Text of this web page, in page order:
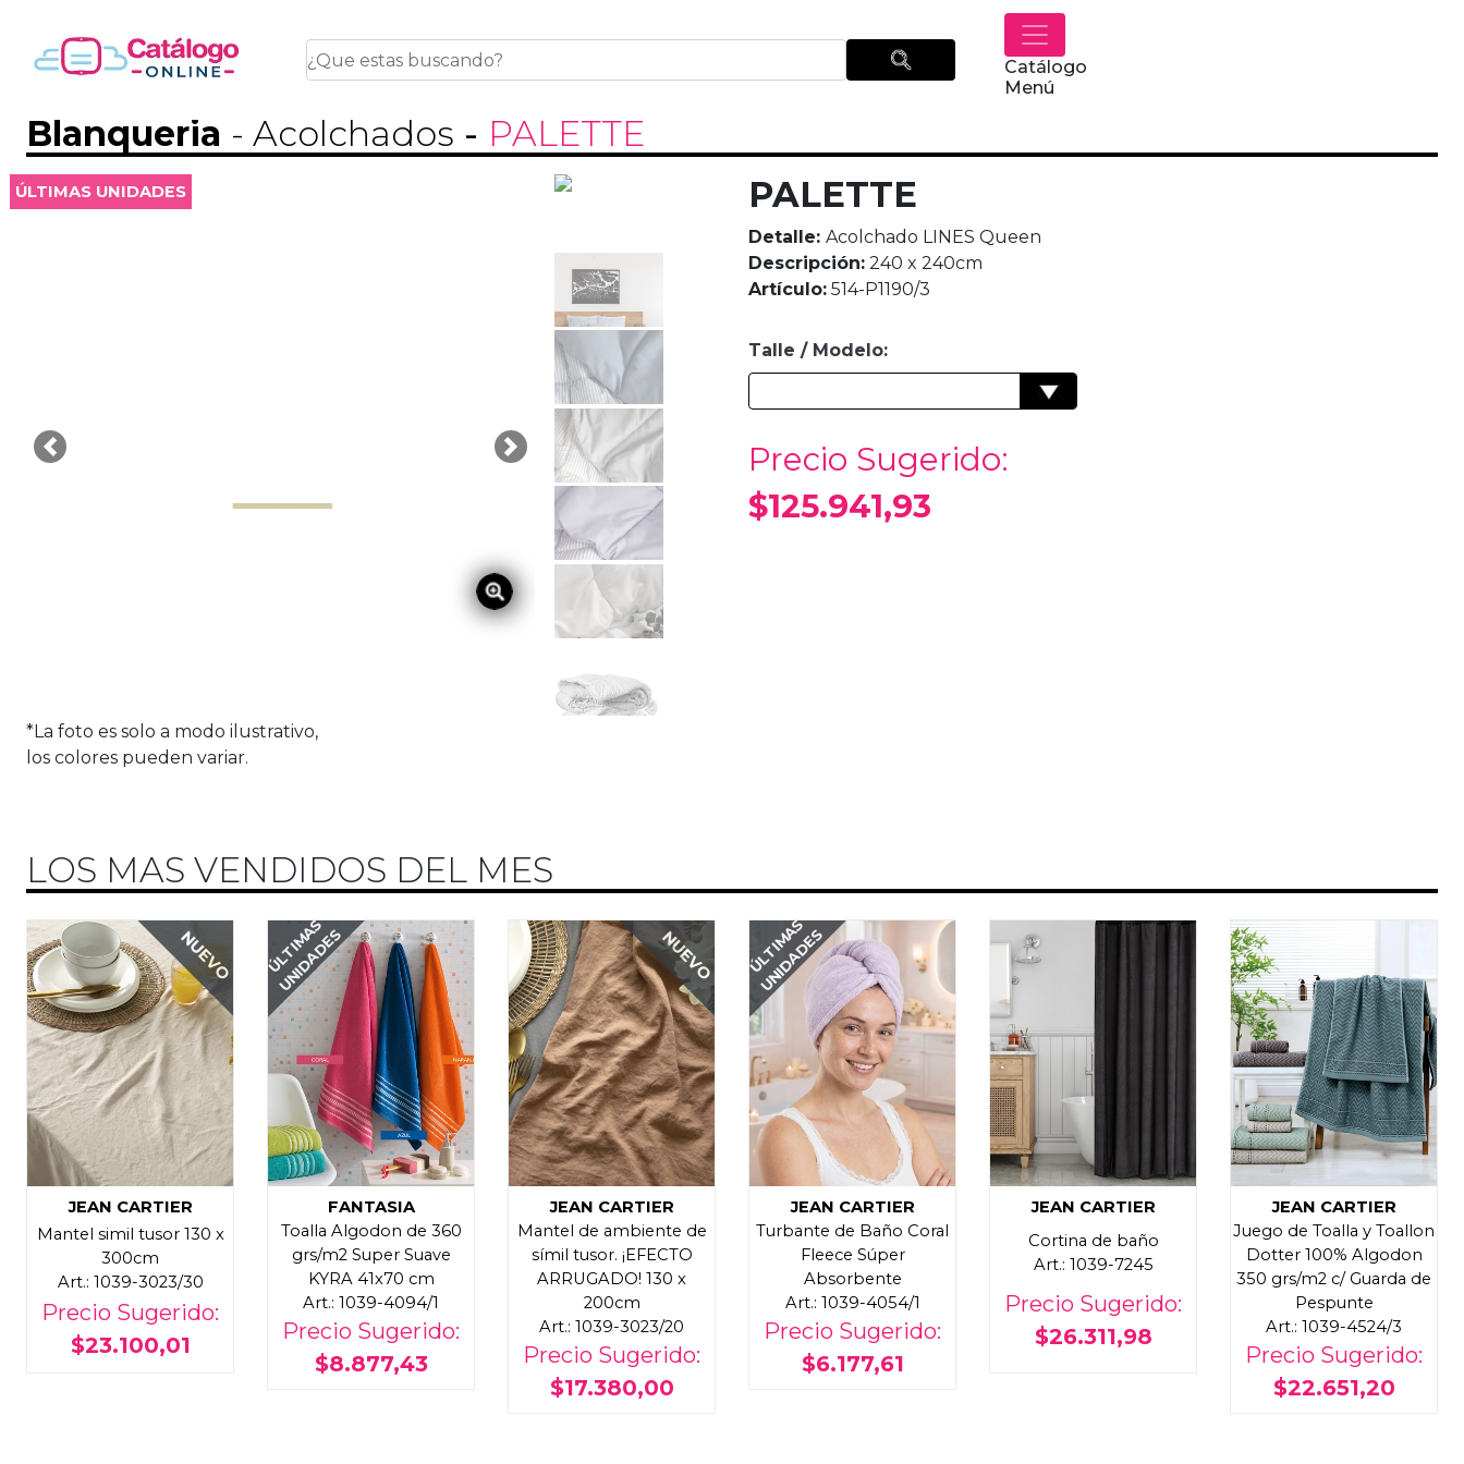
Catálogo
Menú
Blanqueria - Acolchados - PALETTE
ÚLTIMAS UNIDADES
Previous Next
*La foto es solo a modo ilustrativo,
los colores pueden variar.
PALETTE
Detalle: Acolchado LINES Queen
Descripción: 240 x 240cm
Artículo: 514-P1190/3
Talle / Modelo:
Precio Sugerido:
$125.941,93
LOS MAS VENDIDOS DEL MES
NUEVO
JEAN CARTIER
Mantel simil tusor 130 x
300cm
Art.: 1039-3023/30
Precio Sugerido:
$23.100,01
ÚLTIMAS
UNIDADES
FANTASIA
Toalla Algodon de 360
grs/m2 Super Suave
KYRA 41x70 cm
Art.: 1039-4094/1
Precio Sugerido:
$8.877,43
NUEVO
JEAN CARTIER
Mantel de ambiente de
símil tusor. ¡EFECTO
ARRUGADO! 130 x
200cm
Art.: 1039-3023/20
Precio Sugerido:
$17.380,00
ÚLTIMAS
UNIDADES
JEAN CARTIER
Turbante de Baño Coral
Fleece Súper
Absorbente
Art.: 1039-4054/1
Precio Sugerido:
$6.177,61
JEAN CARTIER
Cortina de baño
Art.: 1039-7245
Precio Sugerido:
$26.311,98
JEAN CARTIER
Juego de Toalla y Toallon
Dotter 100% Algodon
350 grs/m2 c/ Guarda de
Pespunte
Art.: 1039-4524/3
Precio Sugerido:
$22.651,20